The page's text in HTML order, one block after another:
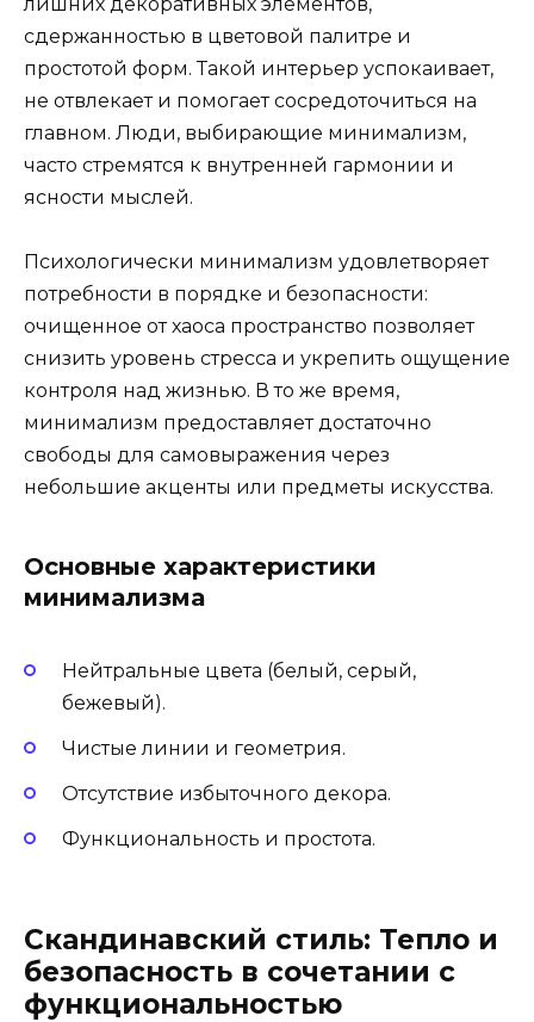
сдержанностью в цветовой палитре и
простотой форм. Такой интерьер успокаивает,
не отвлекает и помогает сосредоточиться на
главном. Люди, выбирающие минимализм,
часто стремятся к внутренней гармонии и
ясности мыслей.
Психологически минимализм удовлетворяет
потребности в порядке и безопасности:
очищенное от хаоса пространство позволяет
снизить уровень стресса и укрепить ощущение
контроля над жизнью. В то же время,
минимализм предоставляет достаточно
свободы для самовыражения через
небольшие акценты или предметы искусства.
Основные характеристики
минимализма
Нейтральные цвета (белый, серый,
бежевый).
Чистые линии и геометрия.
Отсутствие избыточного декора.
Функциональность и простота.
Скандинавский стиль: Тепло и
безопасность в сочетании с
функциональностью